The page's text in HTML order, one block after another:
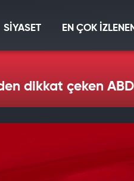
SİYASET EN ÇOK
dikkat çeken